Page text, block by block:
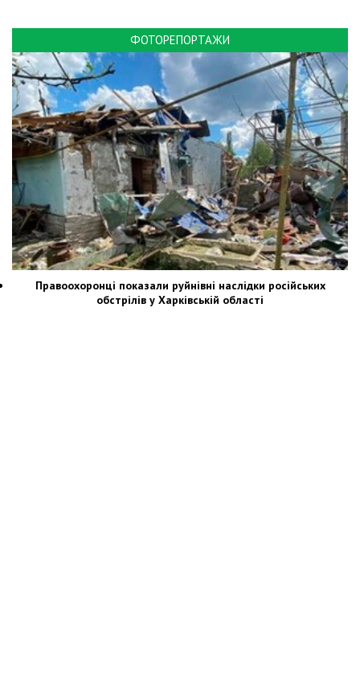
ФОТОРЕПОРТАЖИ
Правоохоронці показали руйнівні наслідки російських
обстрілів у Харківській області